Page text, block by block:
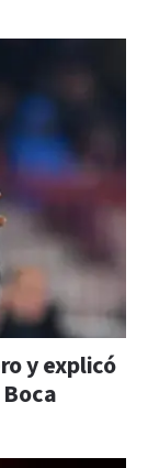
y explicó